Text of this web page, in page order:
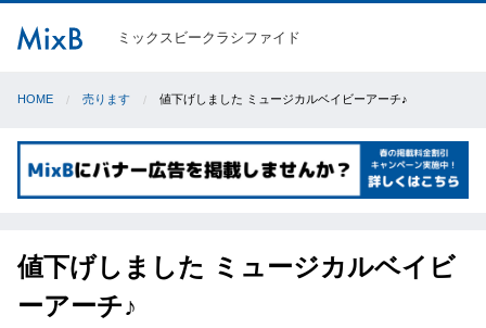
ミックスビークラシファイド
HOME 売ります 値下げしました ミュージカルベイビーアーチ♪
値下げしました ミュージカルベイビ
ーアーチ♪